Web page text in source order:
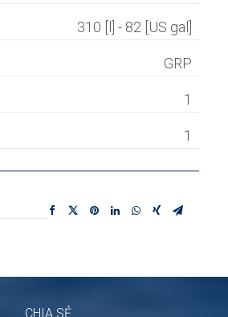
310 [l] - 82 [US gal]
GRP
1
1
CHIA SẺ